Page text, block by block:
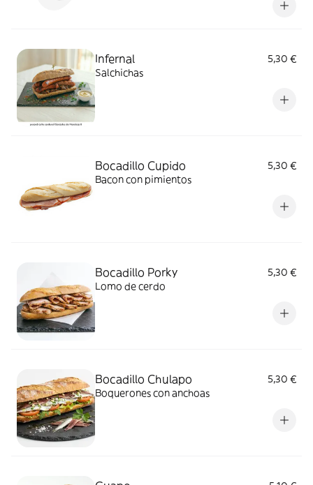
Infernal
5,30 €
Salchichas
Bocadillo Cupido
5,30 €
Bacon con pimientos
Bocadillo Porky
5,30 €
Lomo de cerdo
Bocadillo Chulapo
5,30 €
Boquerones con anchoas